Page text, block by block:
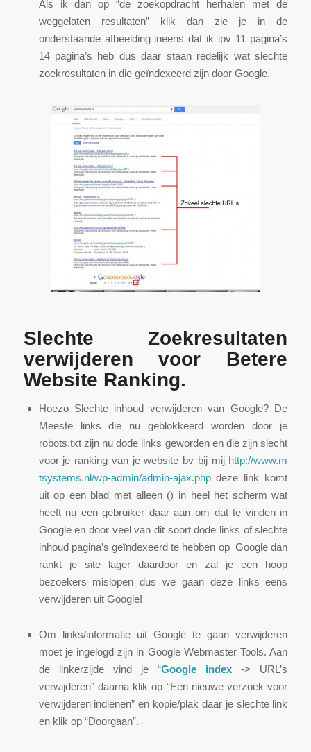
Als ik dan op “de zoekopdracht herhalen met de
weggelaten resultaten” klik dan zie je in de
onderstaande afbeelding ineens dat ik ipv 11 pagina’s
14 pagina’s heb dus daar staan redelijk wat slechte
zoekresultaten in die geïndexeerd zijn door Google.
Slechte Zoekresultaten
verwijderen voor Betere
Website Ranking.
Hoezo Slechte inhoud verwijderen van Google? De
Meeste links die nu geblokkeerd worden door je
robots.txt zijn nu dode links geworden en die zijn slecht
voor je ranking van je website bv bij mij http://www.m
tsystems.nl/wp-admin/admin-ajax.phpdeze link komt
uit op een blad met alleen () in heel het scherm wat
heeft nu een gebruiker daar aan om dat te vinden in
Google en door veel van dit soort dode links of slechte
inhoud pagina’s geïndexeerd te hebben op Google dan
rankt je site lager daardoor en zal je een hoop
bezoekers mislopen dus we gaan deze links eens
verwijderen uit Google!
Om links/informatie uit Google te gaan verwijderen
moet je ingelogd zijn in Google Webmaster Tools. Aan
de linkerzijde vind je “Google index -> URL’s
verwijderen” daarna klik op “Een nieuwe verzoek voor
verwijderen indienen” en kopie/plak daar je slechte link
en klik op “Doorgaan”.